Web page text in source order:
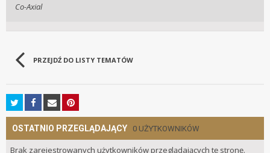
Co-Axial
PRZEJDŹ DO LISTY TEMATÓW
OSTATNIO PRZEGLĄDAJĄCY 0 UŻYTKOWNIKÓW
Brak zarejestrowanych użytkowników przeglądających tę stronę.